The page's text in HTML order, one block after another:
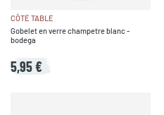
CÔTÉ TABLE
Gobelet en verre champetre blanc -
bodega
5,95 €